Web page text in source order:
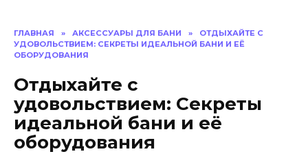
ГЛАВНАЯ » АКСЕССУАРЫ ДЛЯ БАНИ »
ОТДЫХАЙТЕ С
УДОВОЛЬСТВИЕМ: СЕКРЕТЫ ИДЕАЛЬНОЙ БАНИ И ЕЁ
ОБОРУДОВАНИЯ
Отдыхайте с
удовольствием: Секреты
идеальной бани и её
оборудования